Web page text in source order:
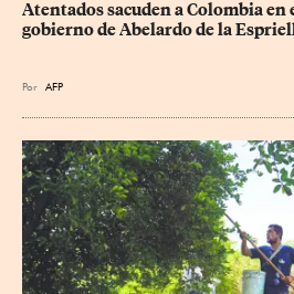
Atentados sacuden a Colombia en
gobierno de Abelardo de la
Por AFP